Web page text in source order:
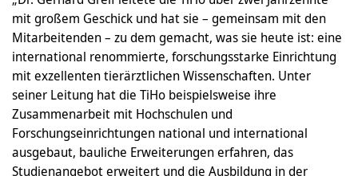
mit großem Geschick und hat sie – gemeinsam mit den
Mitarbeitenden – zu dem gemacht, was sie heute ist: eine
international renommierte, forschungsstarke Einrichtung
mit exzellenten tierärztlichen Wissenschaften. Unter
seiner Leitung hat die TiHo beispielsweise ihre
Zusammenarbeit mit Hochschulen und
Forschungseinrichtungen national und international
ausgebaut, bauliche Erweiterungen erfahren, das
Studienangebot erweitert und die Ausbildung in der